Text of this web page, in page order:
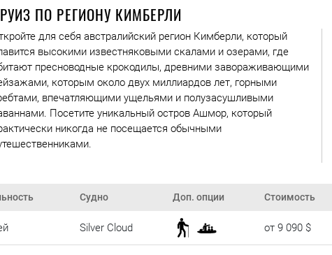
ПО РЕГИОНУ КИМБЕРЛИ
для себя австралийский регион Кимберли, который
высокими известняковыми скалами и озерами, где
пресноводные крокодилы, древними завораживающими
которым около двух миллиардов лет, горными
впечатляющими ущельями и полузасушливыми
Посетите уникальный остров Ашмор, который
никогда не посещается обычными
Судно Доп. опции Стоимость
Silver Cloud от 9 090 $